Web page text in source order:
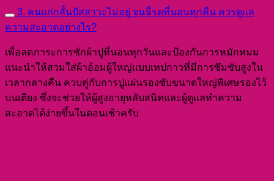
3. คนแก่กลั้นปัสสาวะไม่อยู่ จนฉี่รดที่นอนทุกคืน ควรดูแล
ความสะอาดอย่างไร?
เพื่อลดภาระการซักผ้าปูที่นอนทุกวันและป้องกันการหมักหมม
แนะนำให้สวมใส่ผ้าอ้อมผู้ใหญ่แบบเทปกาวที่มีการซึมซับสูงใน
เวลากลางคืน ควบคู่กับการปูแผ่นรองซับขนาดใหญ่พิเศษรองไว้
บนเตียง ซึ่งจะช่วยให้ผู้สูงอายุหลับสนิทและผู้ดูแลทำความ
สะอาดได้ง่ายขึ้นในตอนเช้าครับ